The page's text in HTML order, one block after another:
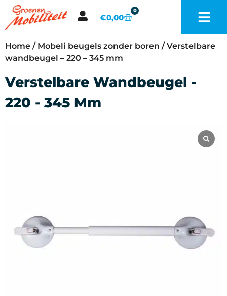
€0,00
0
Home / Mobeli beugels zonder boren / Verstelbare
wandbeugel – 220 – 345 mm
Verstelbare Wandbeugel -
220 - 345 Mm